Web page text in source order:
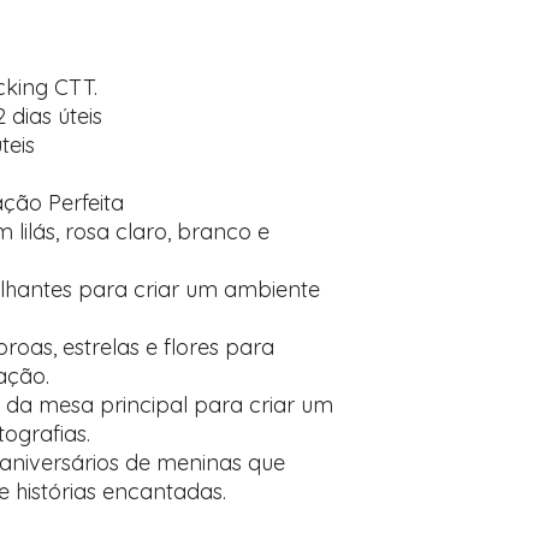
CTT.
dias úteis
Perfeita
lilás, rosa claro, branco e
para criar um ambiente
estrelas e flores para
mesa principal para criar um
de meninas que
histórias encantadas.